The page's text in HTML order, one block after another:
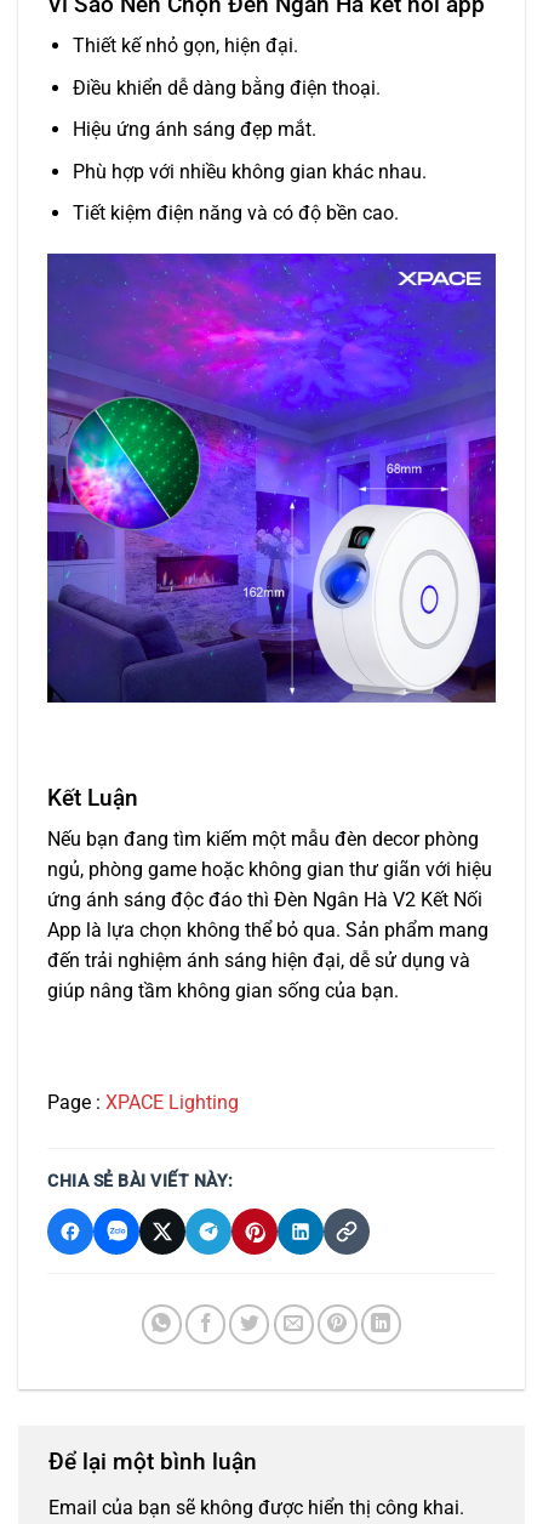
Thiết kế nhỏ gọn, hiện đại.
Điều khiển dễ dàng bằng điện thoại.
Hiệu ứng ánh sáng đẹp mắt.
Phù hợp với nhiều không gian khác nhau.
Tiết kiệm điện năng và có độ bền cao.
Kết Luận
Nếu bạn đang tìm kiếm một mẫu đèn decor phòng
ngủ, phòng game hoặc không gian thư giãn với hiệu
ứng ánh sáng độc đáo thì Đèn Ngân Hà V2 Kết Nối
App là lựa chọn không thể bỏ qua. Sản phẩm mang
đến trải nghiệm ánh sáng hiện đại, dễ sử dụng và
giúp nâng tầm không gian sống của bạn.
Page : XPACE Lighting
CHIA SẺ BÀI VIẾT NÀY:
Để lại một bình luận
Email của bạn sẽ không được hiển thị công khai.